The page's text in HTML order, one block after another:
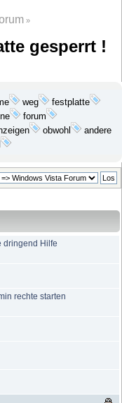
»
gesperrt !
weg festplatte
forum
obwohl andere
dringend Hilfe
rechte starten